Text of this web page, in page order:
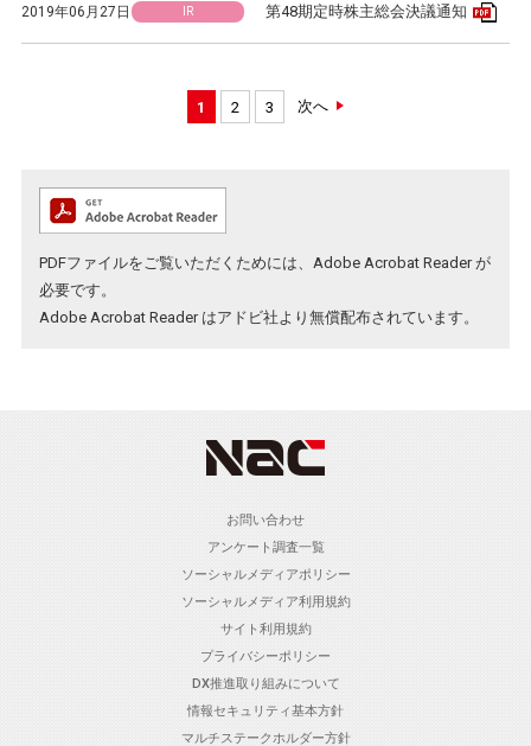
2019年06月27日 IR 第48期定時株主総会決議通知
1 2 3 次へ
PDFファイルをご覧いただくためには、Adobe Acrobat Reader が
必要です。
Adobe Acrobat Readerはアドビ社より無償配布されています。
お問い合わせ
アンケート調査一覧
ソーシャルメディアポリシー
ソーシャルメディア利用規約
サイト利用規約
プライバシーポリシー
DX推進取り組みについて
情報セキュリティ基本方針
マルチステークホルダー方針